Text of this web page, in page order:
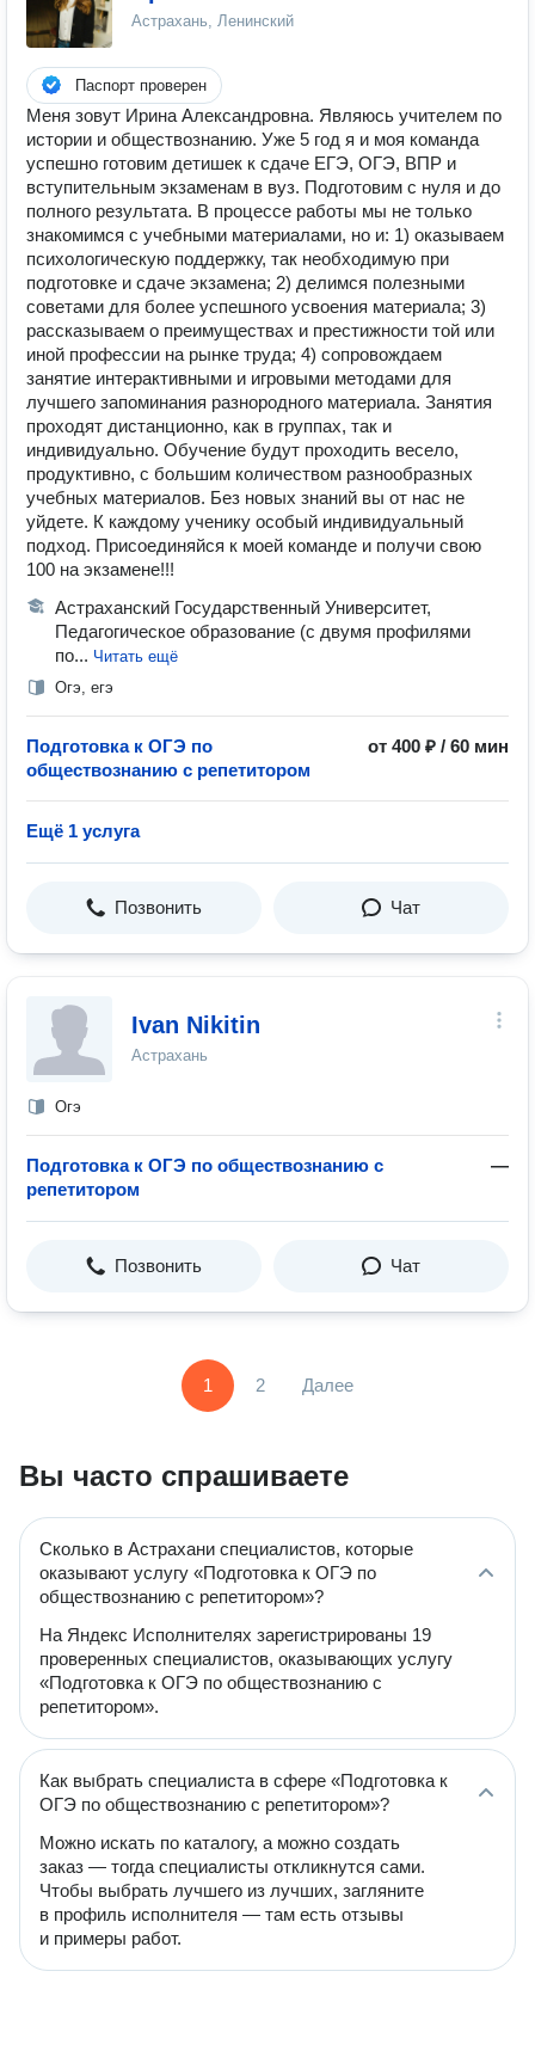
Астрахань, Ленинский
Паспорт проверен
Меня зовут Ирина Александровна. Являюсь учителем по
истории и обществознанию. Уже 5 год я и моя команда
успешно готовим детишек к сдаче ЕГЭ, ОГЭ, ВПР и
вступительным экзаменам в вуз. Подготовим с нуля и до
полного результата. В процессе работы мы не только
знакомимся с учебными материалами, но и: 1) оказываем
психологическую поддержку, так необходимую при
подготовке и сдаче экзамена; 2) делимся полезными
советами для более успешного усвоения материала; 3)
рассказываем о преимуществах и престижности той или
иной профессии на рынке труда; 4) сопровождаем
занятие интерактивными и игровыми методами для
лучшего запоминания разнородного материала. Занятия
проходят дистанционно, как в группах, так и
индивидуально. Обучение будут проходить весело,
продуктивно, с большим количеством разнообразных
учебных материалов. Без новых знаний вы от нас не
уйдете. К каждому ученику особый индивидуальный
подход. Присоединяйся к моей команде и получи свою
100 на экзамене!!!
Астраханский Государственный Университет,
Педагогическое образование (с двумя профилями
по... Читать ещё
Огэ, егэ
Подготовка к ОГЭ по
обществознанию с репетитором
от 400 ₽ / 60 мин
Ещё 1 услуга
Позвонить Чат
Ivan Nikitin
Астрахань
Огэ
Подготовка к ОГЭ по обществознанию с
репетитором
—
Позвонить Чат
1 2 Далее
Вы часто спрашиваете
Сколько в Астрахани специалистов, которые
оказывают услугу «Подготовка к ОГЭ по
обществознанию с репетитором»?
На Яндекс Исполнителях зарегистрированы 19
проверенных специалистов, оказывающих услугу
«Подготовка к ОГЭ по обществознанию с
репетитором».
Как выбрать специалиста в сфере «Подготовка к
ОГЭ по обществознанию с репетитором»?
Можно искать по каталогу, а можно создать
заказ — тогда специалисты откликнутся сами.
Чтобы выбрать лучшего из лучших, загляните
в профиль исполнителя — там есть отзывы
и примеры работ.